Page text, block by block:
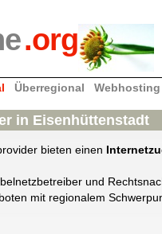
.org
Überregional Webhosting
in Eisenhüttenstadt
bieten einen
und
mit regionalem